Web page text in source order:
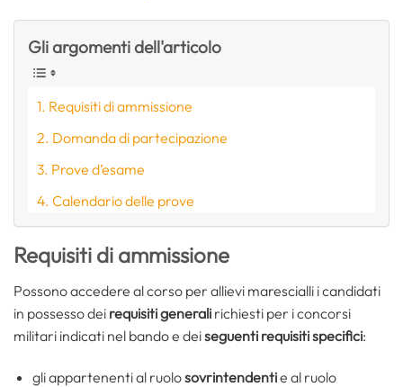
Gli argomenti dell'articolo
Requisiti di ammissione
Domanda di partecipazione
Prove d’esame
Calendario delle prove
Requisiti di ammissione
Possono accedere al corso per allievi marescialli i candidati
in possesso dei requisiti generali richiesti per i concorsi
militari indicati nel bando e deiseguenti requisiti specifici:
gli appartenenti al ruolosovrintendentie al ruolo